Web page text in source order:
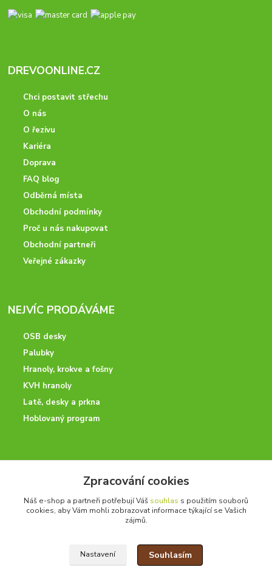
DREVOONLINE.CZ
Chci postavit střechu
O nás
O řezivu
Kariéra
Doprava
FAQ blog
Odběrná místa
Obchodní podmínky
Proč u nás nakupovat
Obchodní partneři
Veřejné zákazky
NEJVÍC PRODÁVÁME
OSB desky
Palubky
Hranoly, krokve a fošny
KVH hranoly
Latě, desky a prkna
Hoblovaný program
Potřebujete poradit? Neváhejte nás kontaktovat.
+420 728 600 625
po - pá 7:00 - 15:00
Zpracování cookies
Náš e-shop a partneři potřebují Váš souhlas s použitím souborů
cookies, aby Vám mohli zobrazovat informace týkající se Vašich
zájmů.
Nastavení Souhlasím